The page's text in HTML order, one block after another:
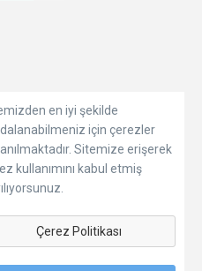
en iyi şekilde
için çerezler
Sitemize erişerek
kullanımını kabul etmiş
Çerez Politikası